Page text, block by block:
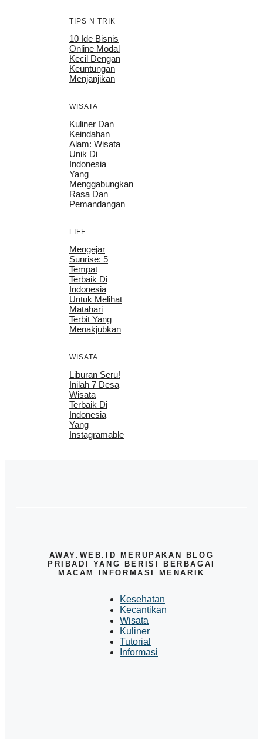
TIPS N TRIK
10 Ide Bisnis
Online Modal
Kecil Dengan
Keuntungan
Menjanjikan
WISATA
Kuliner Dan
Keindahan
Alam: Wisata
Unik Di
Indonesia
Yang
Menggabungkan
Rasa Dan
Pemandangan
LIFE
Mengejar
Sunrise: 5
Tempat
Terbaik Di
Indonesia
Untuk Melihat
Matahari
Terbit Yang
Menakjubkan
WISATA
Liburan Seru!
Inilah 7 Desa
Wisata
Terbaik Di
Indonesia
Yang
Instagramable
AWAY.WEB.ID MERUPAKAN BLOG
PRIBADI YANG BERISI BERBAGAI
MACAM INFORMASI MENARIK
Kesehatan
Kecantikan
Wisata
Kuliner
Tutorial
Informasi